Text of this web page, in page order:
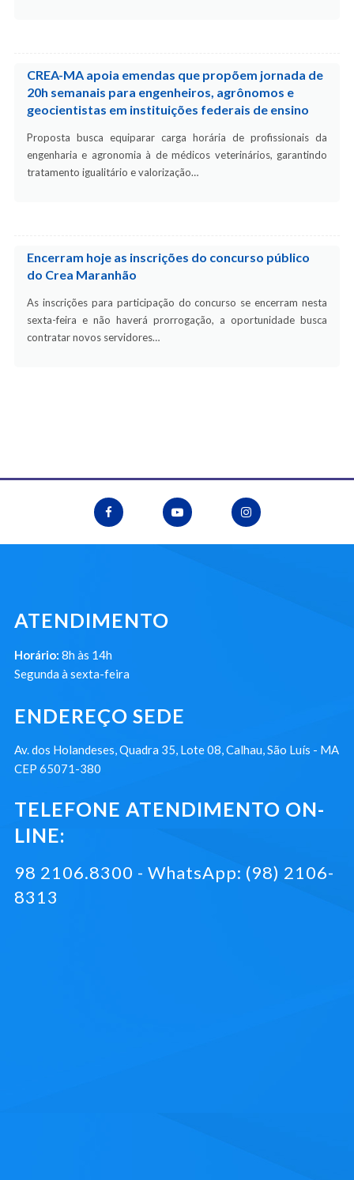
CREA-MA apoia emendas que propõem jornada de
20h semanais para engenheiros, agrônomos e
geocientistas em instituições federais de ensino
Proposta busca equiparar carga horária de profissionais da
engenharia e agronomia à de médicos veterinários, garantindo
tratamento igualitário e valorização…
Encerram hoje as inscrições do concurso público
do Crea Maranhão
As inscrições para participação do concurso se encerram nesta
sexta-feira e não haverá prorrogação, a oportunidade busca
contratar novos servidores…
ATENDIMENTO
Horário: 8h às 14h
Segunda à sexta-feira
ENDEREÇO SEDE
Av. dos Holandeses, Quadra 35, Lote 08, Calhau, São Luís - MA
CEP 65071-380
TELEFONE ATENDIMENTO ON-
LINE:
98 2106.8300 - WhatsApp: (98) 2106-
8313